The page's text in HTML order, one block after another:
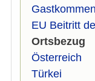
EU Beitritt
Ortsbezug
Österreich
Türkei